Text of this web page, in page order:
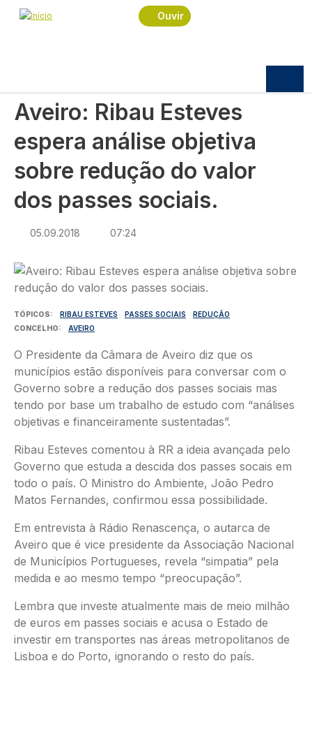
Passar para o conteúdo principal
Ouvir
Navegação estrutural
Início
Política
Aveiro: Ribau Esteves espera análise objetiva
Aveiro: Ribau Esteves
espera análise objetiva
sobre redução do valor
dos passes sociais.
05.09.2018 07:24
Imagem
TÓPICOS RIBAU ESTEVES PASSES SOCIAIS
REDUÇÃO
CONCELHO
AVEIRO
O Presidente da Câmara de Aveiro diz que os
municípios estão disponíveis para conversar com o
Governo sobre a redução dos passes sociais mas
tendo por base um trabalho de estudo com “análises
objetivas e financeiramente sustentadas”.
Ribau Esteves comentou à RR a ideia avançada pelo
Governo que estuda a descida dos passes socais em
todo o país. O Ministro do Ambiente, João Pedro
Matos Fernandes, confirmou essa possibilidade.
Em entrevista à Rádio Renascença, o autarca de
Aveiro que é vice presidente da Associação Nacional
de Municípios Portugueses, revela “simpatia” pela
medida e ao mesmo tempo “preocupação”.
Lembra que investe atualmente mais de meio milhão
de euros em passes sociais e acusa o Estado de
investir em transportes nas áreas metropolitanos de
Lisboa e do Porto, ignorando o resto do país.